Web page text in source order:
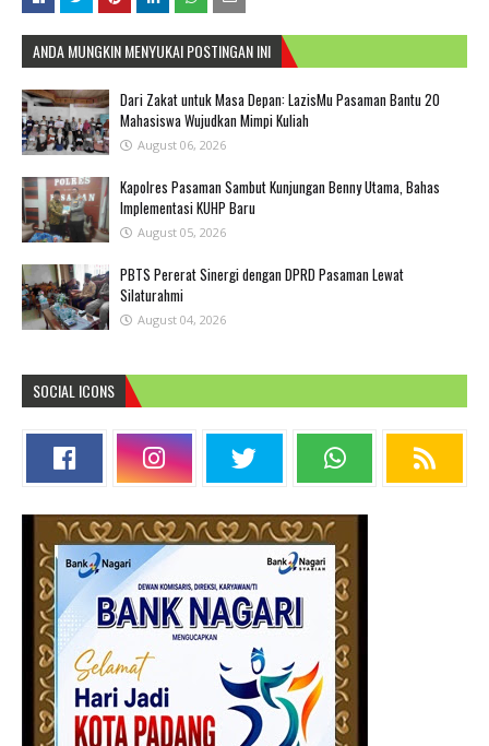
ANDA MUNGKIN MENYUKAI POSTINGAN INI
Dari Zakat untuk Masa Depan: LazisMu Pasaman Bantu 20
Mahasiswa Wujudkan Mimpi Kuliah
August 06, 2026
Kapolres Pasaman Sambut Kunjungan Benny Utama, Bahas
Implementasi KUHP Baru
August 05, 2026
PBTS Pererat Sinergi dengan DPRD Pasaman Lewat
Silaturahmi
August 04, 2026
SOCIAL ICONS